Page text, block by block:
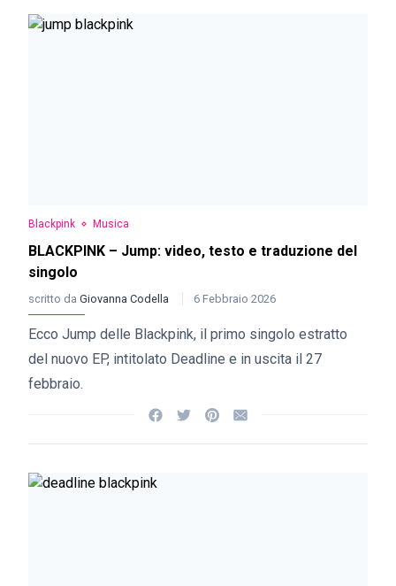
Blackpink Musica
BLACKPINK – Jump: video, testo e traduzione del
singolo
scritto da Giovanna Codella 6 Febbraio 2026
Ecco Jump delle Blackpink, il primo singolo estratto
del nuovo EP, intitolato Deadline e in uscita il 27
febbraio.